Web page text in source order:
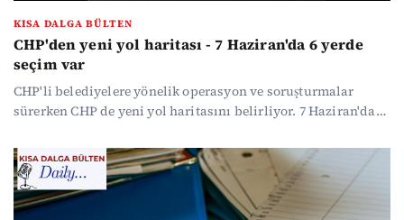
KISA DALGA BÜLTEN
CHP'den yeni yol haritası - 7 Haziran'da 6 yerde
seçim var
CHP'li belediyelere yönelik operasyon ve soruşturmalar
sürerken CHP de yeni yol haritasını belirliyor. 7 Haziran'da
seçimler, büyük bir kamuoyu yoklamasına dönüşecek." ABD
ve İran arasında diplomasiyle gerilim arasında gidip gelen
bir gündem var. TÜİK'in resmi çocuk verileri çarpıcı bir
tabloyu ortaya koyarken, suça sürüklenen çocuk